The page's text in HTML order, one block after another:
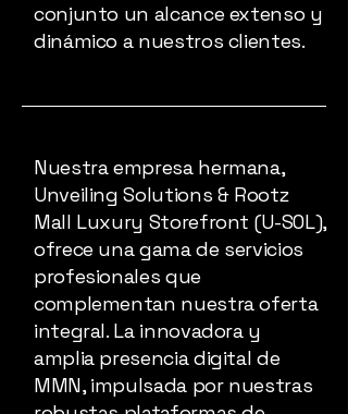
conjunto un alcance extenso y
dinámico a nuestros clientes.
Nuestra empresa hermana,
Unveiling Solutions & Rootz
Mall Luxury Storefront (U-SOL),
ofrece una gama de servicios
profesionales que
complementan nuestra oferta
integral. La innovadora y
amplia presencia digital de
MMN, impulsada por nuestras